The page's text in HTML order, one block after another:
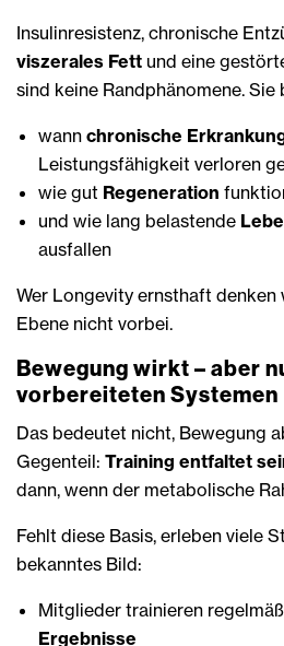
Insulinresistenz, chronische
viszerales Fett und eine
sind keine Randphänomene. Sie
wann chronische
Leistungsfähigkeit verloren
wie gut Regeneration
und wie lang belastende
ausfallen
Wer Longevity ernsthaft denken
Ebene nicht vorbei.
Bewegung wirkt – aber
vorbereiteten Systemen
Das bedeutet nicht, Bewegung
Gegenteil: Training entfaltet
dann, wenn der metabolische
Fehlt diese Basis, erleben viele
bekanntes Bild:
Mitglieder trainieren
Ergebnisse